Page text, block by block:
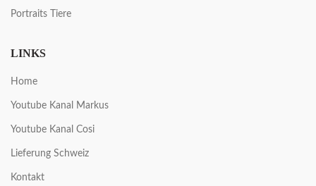
Portraits Tiere
LINKS
Home
Youtube Kanal Markus
Youtube Kanal Cosi
Lieferung Schweiz
Kontakt